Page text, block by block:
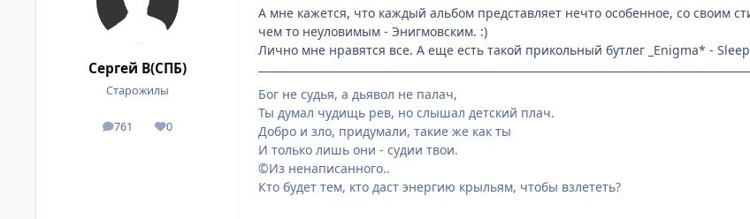
Сергей В(СПБ)
Старожилы
761
посты 0
Репутация
А мне кажется, что каждый альбом представляет нечто особенное, со своим
чем то неуловимым - Энигмовским. :)
Лично мне нравятся все. А еще есть такой прикольный бутлег _Enigma* -
Бог не судья, а дьявол не палач,
Ты думал чудищь рев, но слышал детский плач.
Добро и зло, придумали, такие же как ты
И только лишь они - судии твои.
©Из ненаписанного..
Кто будет тем, кто даст энергию крыльям, чтобы взлететь?